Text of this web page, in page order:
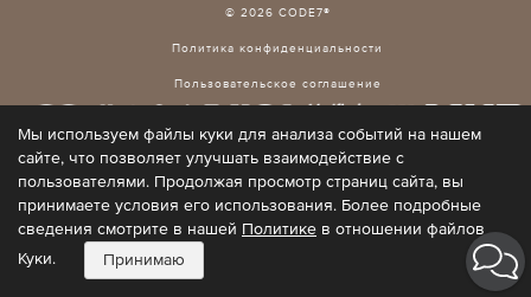
© 2026 CODE7®
Политика конфиденциальности
Пользовательское соглашение
Мы используем файлы куки для анализа событий на нашем
сайте, что позволяет улучшать взаимодействие с
пользователями. Продолжая просмотр страниц сайта, вы
принимаете условия его использования. Более подробные
сведения смотрите в нашей Политике в отношении файлов
Куки.
Принимаю